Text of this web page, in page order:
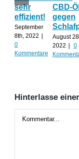
sehr
effizient!
September
8th, 2022
0
Kommentare
CBD-Öl
gegen
August
2022
0
Hinterlasse